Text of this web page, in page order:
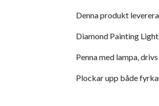
Denna produkt
Diamond Painting
Penna med lampa,
Plockar upp både